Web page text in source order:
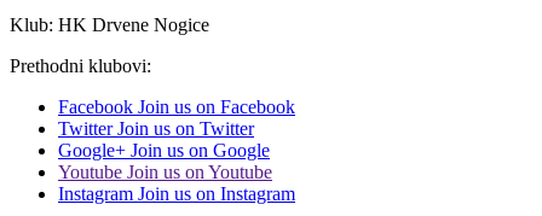
Klub: HK Drvene Nogice
Prethodni klubovi:
Facebook Join us on Facebook
Twitter Join us on Twitter
Google+ Join us on Google
Youtube Join us on Youtube
Instagram Join us on Instagram